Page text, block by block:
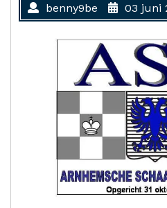
benny9be 03 juni